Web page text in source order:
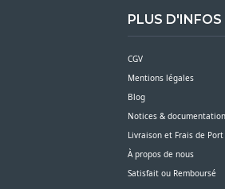
PLUS D'INFOS
CGV
Mentions légales
Blog
Notices &
Livraison et Frais de Port
À propos de nous
Satisfait ou Remboursé